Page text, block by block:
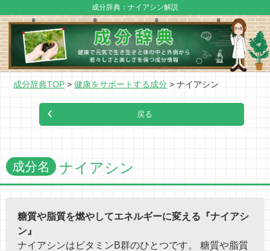
成分辞典：ナイアシン解説
成分辞典TOP 健康をサポートする成分 ナイアシン
成分名 ナイアシン
糖質や脂質を燃やしてエネルギーに変える『ナイアシ
ン』
ナイアシンはビタミンB群のひとつです。 糖質や脂質